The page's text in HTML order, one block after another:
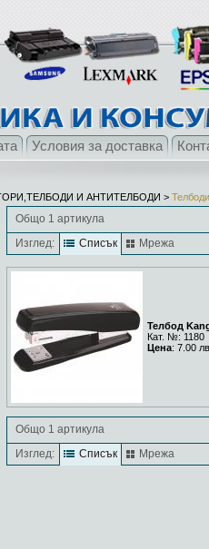
Условия за доставка
И АНТИТЕЛБОДИ > Телбоди
Общо 1 артикула
Изглед:
Списък Мрежа
Телбод
Кат. №: 1180
Цена: 7.00
Общо 1 артикула
Изглед:
Списък Мрежа